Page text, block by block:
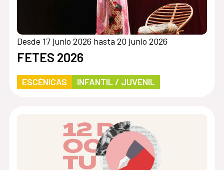
Desde 17 junio 2026 hasta 20 junio 2026
FETES 2026
ESCÉNICAS INFANTIL / JUVENIL